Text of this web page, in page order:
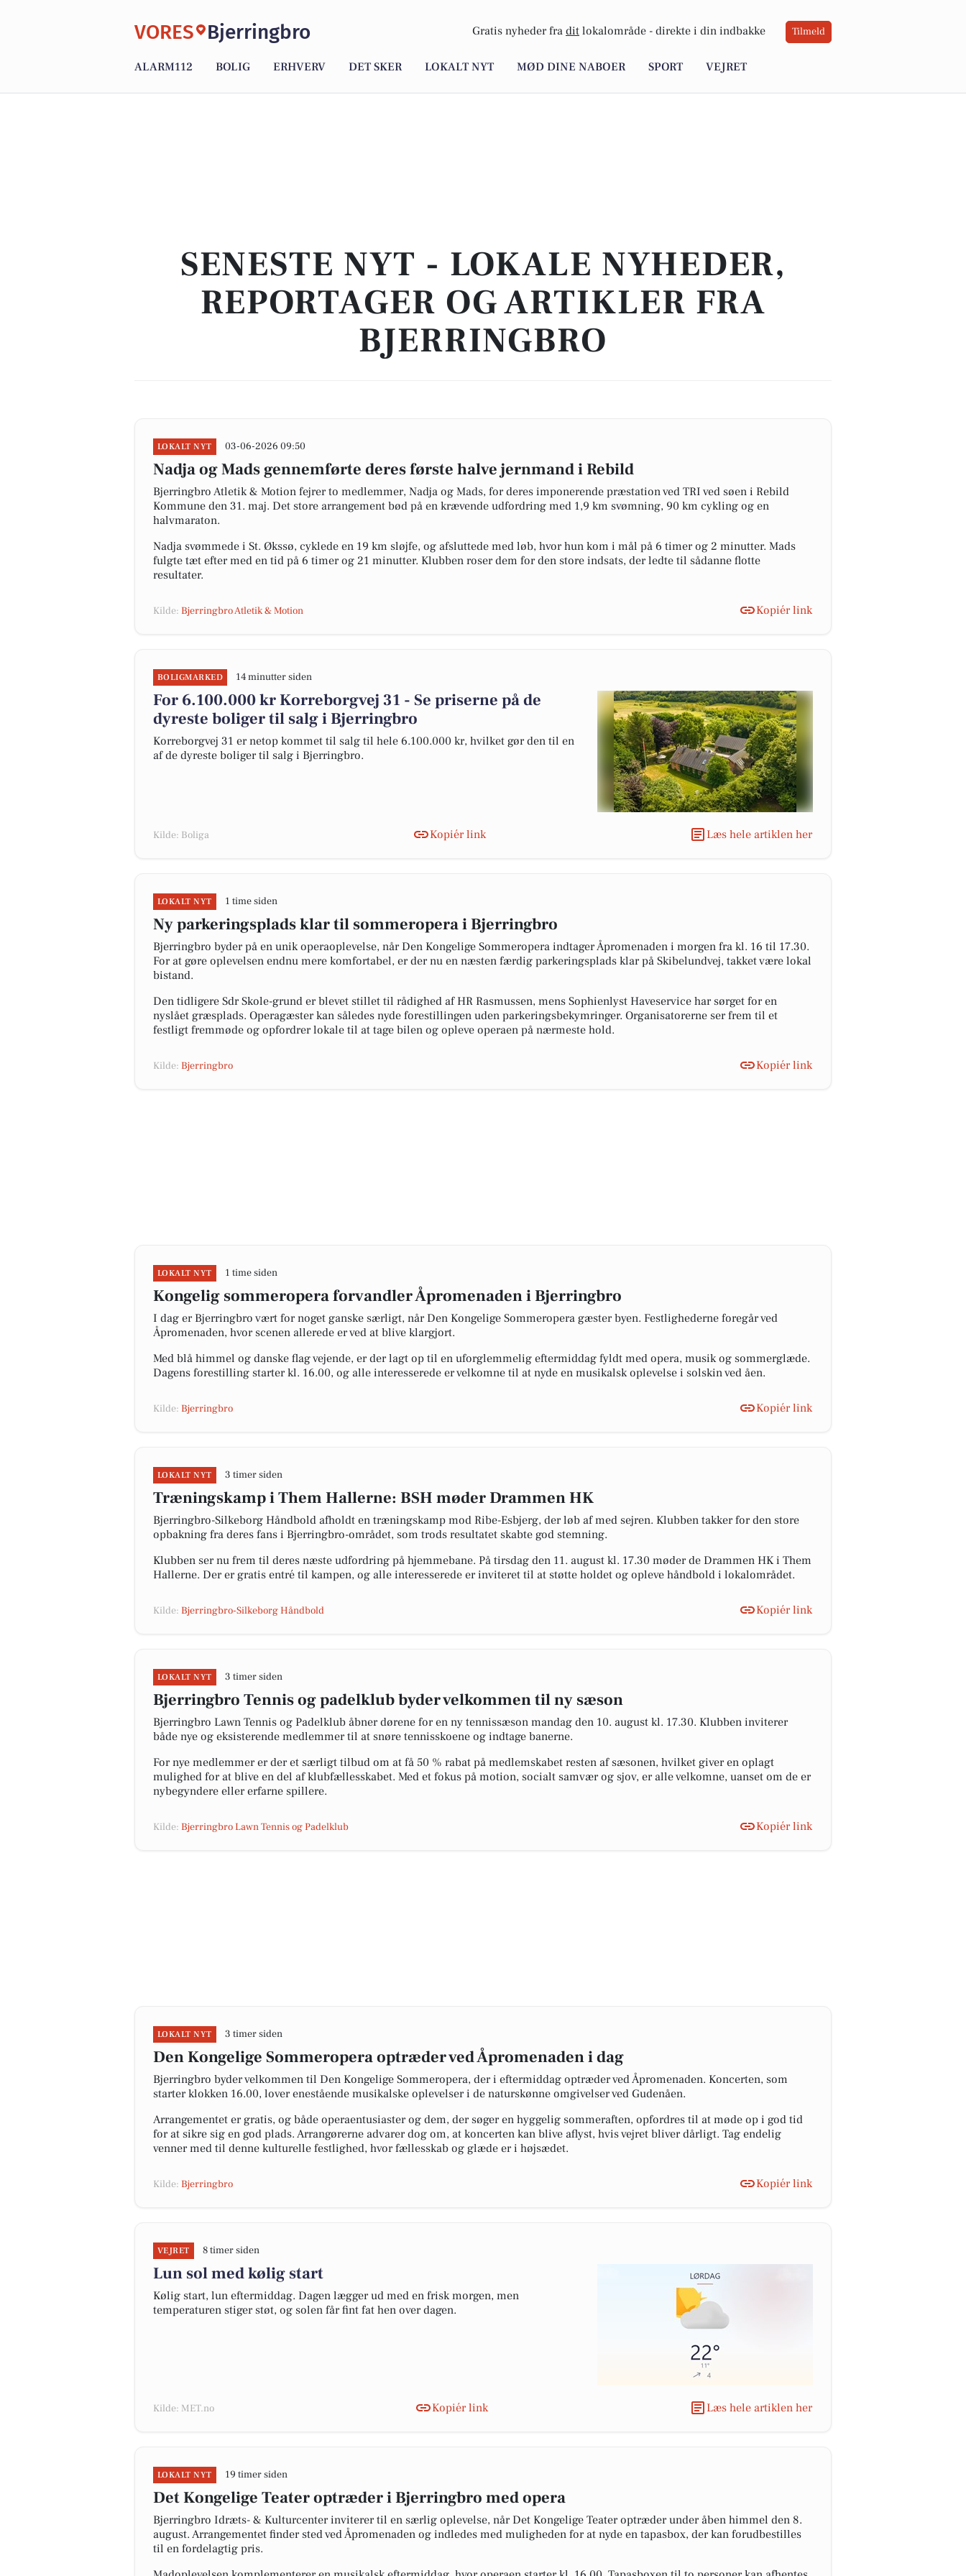
VORES Bjerringbro Gratis nyheder fra dit lokalområde - direkte i din indbakke Tilmeld
ALARM112 BOLIG ERHVERV DET SKER LOKALT NYT MØD DINE NABOER SPORT VEJRET
SENESTE NYT - LOKALE NYHEDER,
REPORTAGER OG ARTIKLER FRA
BJERRINGBRO
LOKALT NYT 03-06-2026 09:50
Nadja og Mads gennemførte deres første halve jernmand i Rebild
Bjerringbro Atletik & Motion fejrer to medlemmer, Nadja og Mads, for deres imponerende præstation ved TRI ved søen i Rebild
Kommune den 31. maj. Det store arrangement bød på en krævende udfordring med 1,9 km svømning, 90 km cykling og en
halvmaraton.
Nadja svømmede i St. Økssø, cyklede en 19 km sløjfe, og afsluttede med løb, hvor hun kom i mål på 6 timer og 2 minutter. Mads
fulgte tæt efter med en tid på 6 timer og 21 minutter. Klubben roser dem for den store indsats, der ledte til sådanne flotte
resultater.
Kilde: Bjerringbro Atletik & Motion Kopiér link
BOLIGMARKED 14 minutter siden
For 6.100.000 kr Korreborgvej 31 - Se priserne på de
dyreste boliger til salg i Bjerringbro
Korreborgvej 31 er netop kommet til salg til hele 6.100.000 kr, hvilket gør den til en
af de dyreste boliger til salg i Bjerringbro.
Kilde: Boliga Kopiér link Læs hele artiklen her
LOKALT NYT 1 time siden
Ny parkeringsplads klar til sommeropera i Bjerringbro
Bjerringbro byder på en unik operaoplevelse, når Den Kongelige Sommeropera indtager Åpromenaden i morgen fra kl. 16 til 17.30.
For at gøre oplevelsen endnu mere komfortabel, er der nu en næsten færdig parkeringsplads klar på Skibelundvej, takket være lokal
bistand.
Den tidligere Sdr Skole-grund er blevet stillet til rådighed af HR Rasmussen, mens Sophienlyst Haveservice har sørget for en
nyslået græsplads. Operagæster kan således nyde forestillingen uden parkeringsbekymringer. Organisatorerne ser frem til et
festligt fremmøde og opfordrer lokale til at tage bilen og opleve operaen på nærmeste hold.
Kilde: Bjerringbro Kopiér link
LOKALT NYT 1 time siden
Kongelig sommeropera forvandler Åpromenaden i Bjerringbro
I dag er Bjerringbro vært for noget ganske særligt, når Den Kongelige Sommeropera gæster byen. Festlighederne foregår ved
Åpromenaden, hvor scenen allerede er ved at blive klargjort.
Med blå himmel og danske flag vejende, er der lagt op til en uforglemmelig eftermiddag fyldt med opera, musik og sommerglæde.
Dagens forestilling starter kl. 16.00, og alle interesserede er velkomne til at nyde en musikalsk oplevelse i solskin ved åen.
Kilde: Bjerringbro Kopiér link
LOKALT NYT 3 timer siden
Træningskamp i Them Hallerne: BSH møder Drammen HK
Bjerringbro-Silkeborg Håndbold afholdt en træningskamp mod Ribe-Esbjerg, der løb af med sejren. Klubben takker for den store
opbakning fra deres fans i Bjerringbro-området, som trods resultatet skabte god stemning.
Klubben ser nu frem til deres næste udfordring på hjemmebane. På tirsdag den 11. august kl. 17.30 møder de Drammen HK i Them
Hallerne. Der er gratis entré til kampen, og alle interesserede er inviteret til at støtte holdet og opleve håndbold i lokalområdet.
Kilde: Bjerringbro-Silkeborg Håndbold Kopiér link
LOKALT NYT 3 timer siden
Bjerringbro Tennis og padelklub byder velkommen til ny sæson
Bjerringbro Lawn Tennis og Padelklub åbner dørene for en ny tennissæson mandag den 10. august kl. 17.30. Klubben inviterer
både nye og eksisterende medlemmer til at snøre tennisskoene og indtage banerne.
For nye medlemmer er der et særligt tilbud om at få 50 % rabat på medlemskabet resten af sæsonen, hvilket giver en oplagt
mulighed for at blive en del af klubfællesskabet. Med et fokus på motion, socialt samvær og sjov, er alle velkomne, uanset om de er
nybegyndere eller erfarne spillere.
Kilde: Bjerringbro Lawn Tennis og Padelklub Kopiér link
LOKALT NYT 3 timer siden
Den Kongelige Sommeropera optræder ved Åpromenaden i dag
Bjerringbro byder velkommen til Den Kongelige Sommeropera, der i eftermiddag optræder ved Åpromenaden. Koncerten, som
starter klokken 16.00, lover enestående musikalske oplevelser i de naturskønne omgivelser ved Gudenåen.
Arrangementet er gratis, og både operaentusiaster og dem, der søger en hyggelig sommeraften, opfordres til at møde op i god tid
for at sikre sig en god plads. Arrangørerne advarer dog om, at koncerten kan blive aflyst, hvis vejret bliver dårligt. Tag endelig
venner med til denne kulturelle festlighed, hvor fællesskab og glæde er i højsædet.
Kilde: Bjerringbro Kopiér link
VEJRET 8 timer siden
Lun sol med kølig start
Kølig start, lun eftermiddag. Dagen lægger ud med en frisk morgen, men
temperaturen stiger støt, og solen får fint fat hen over dagen.
Kilde: MET.no Kopiér link Læs hele artiklen her
LOKALT NYT 19 timer siden
Det Kongelige Teater optræder i Bjerringbro med opera
Bjerringbro Idræts- & Kulturcenter inviterer til en særlig oplevelse, når Det Kongelige Teater optræder under åben himmel den 8.
august. Arrangementet finder sted ved Åpromenaden og indledes med muligheden for at nyde en tapasbox, der kan forudbestilles
til en fordelagtig pris.